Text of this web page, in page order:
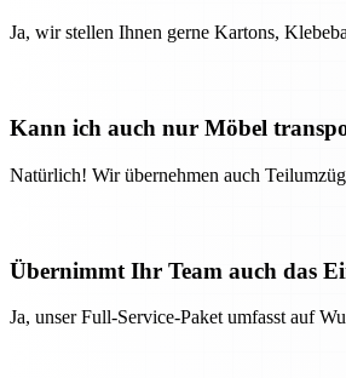
Ja, wir stellen Ihnen gerne Kartons,
Kann ich auch nur Möbel
Natürlich! Wir übernehmen auch
Übernimmt Ihr Team auch das
Ja, unser Full-Service-Paket umfasst auf